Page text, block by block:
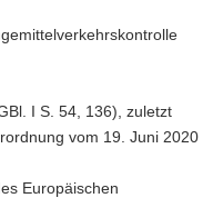
I S. 54, 136), zuletzt
vom 19. Juni 2020
Europäischen